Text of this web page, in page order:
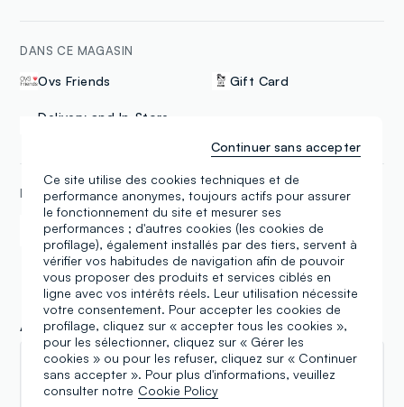
DANS CE MAGASIN
Ovs Friends Gift Card
Delivery and In-Store
MÉTHODES DE PAYEMENT
Samsung Pay Apple Pay
Avis
Masssimo Quondam Costanzo
Ce site utilise des cookies techniques et de
performance anonymes, toujours actifs pour assurer
le fonctionnement du site et mesurer ses
performances ; d'autres cookies (les cookies de
profilage), également installés par des tiers, servent à
vérifier vos habitudes de navigation afin de pouvoir
vous proposer des produits et services ciblés en
ligne avec vos intérêts réels. Leur utilisation nécessite
votre consentement. Pour accepter les cookies de
profilage, cliquez sur « accepter tous les cookies »,
pour les sélectionner, cliquez sur « Gérer les
cookies » ou pour les refuser, cliquez sur « Continuer
sans accepter ». Pour plus d'informations, veuillez
consulter notre Cookie Policy
Continuer sans accepter